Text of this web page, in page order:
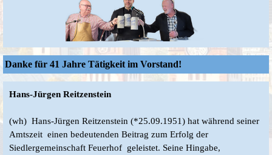
Danke für 41 Jahre Tätigkeit im Vorstand!
Hans-Jürgen Reitzenstein
(wh) Hans-Jürgen Reitzenstein (*25.09.1951) hat während seiner
Amtszeit einen bedeutenden Beitrag zum Erfolg der
Siedlergemeinschaft Feuerhof geleistet. Seine Hingabe,